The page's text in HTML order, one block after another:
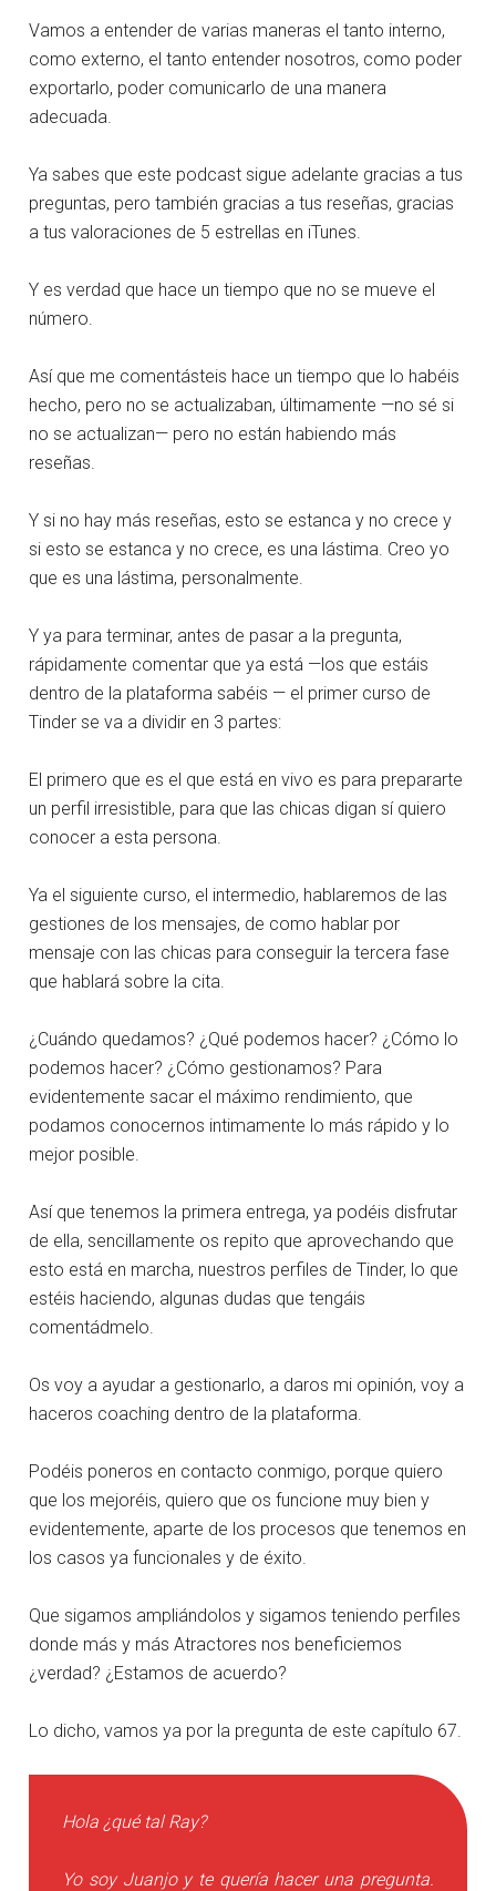
Vamos a entender de varias maneras el tanto interno,
como externo, el tanto entender nosotros, como poder
exportarlo, poder comunicarlo de una manera
adecuada.
Ya sabes que este podcast sigue adelante gracias a tus
preguntas, pero también gracias a tus reseñas, gracias
a tus valoraciones de 5 estrellas en iTunes.
Y es verdad que hace un tiempo que no se mueve el
número.
Así que me comentásteis hace un tiempo que lo habéis
hecho, pero no se actualizaban, últimamente —no sé si
no se actualizan— pero no están habiendo más
reseñas.
Y si no hay más reseñas, esto se estanca y no crece y
si esto se estanca y no crece, es una lástima. Creo yo
que es una lástima, personalmente.
Y ya para terminar, antes de pasar a la pregunta,
rápidamente comentar que ya está —los que estáis
dentro de la plataforma sabéis — el primer curso de
Tinder se va a dividir en 3 partes:
El primero que es el que está en vivo es para prepararte
un perfil irresistible, para que las chicas digan sí quiero
conocer a esta persona.
Ya el siguiente curso, el intermedio, hablaremos de las
gestiones de los mensajes, de como hablar por
mensaje con las chicas para conseguir la tercera fase
que hablará sobre la cita.
¿Cuándo quedamos? ¿Qué podemos hacer? ¿Cómo lo
podemos hacer? ¿Cómo gestionamos? Para
evidentemente sacar el máximo rendimiento, que
podamos conocernos intimamente lo más rápido y lo
mejor posible.
Así que tenemos la primera entrega, ya podéis disfrutar
de ella, sencillamente os repito que aprovechando que
esto está en marcha, nuestros perfiles de Tinder, lo que
estéis haciendo, algunas dudas que tengáis
comentádmelo.
Os voy a ayudar a gestionarlo, a daros mi opinión, voy a
haceros coaching dentro de la plataforma.
Podéis poneros en contacto conmigo, porque quiero
que los mejoréis, quiero que os funcione muy bien y
evidentemente, aparte de los procesos que tenemos en
los casos ya funcionales y de éxito.
Que sigamos ampliándolos y sigamos teniendo perfiles
donde más y más Atractores nos beneficiemos
¿verdad? ¿Estamos de acuerdo?
Lo dicho, vamos ya por la pregunta de este capítulo 67.
Hola ¿qué tal Ray?
Yo soy Juanjo y te quería hacer una pregunta.